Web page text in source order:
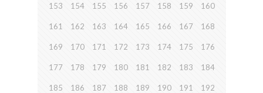
153 154 155 156 157 158 159 160
161 162 163 164 165 166 167 168
169 170 171 172 173 174 175 176
177 178 179 180 181 182 183 184
185 186 187 188 189 190 191 192